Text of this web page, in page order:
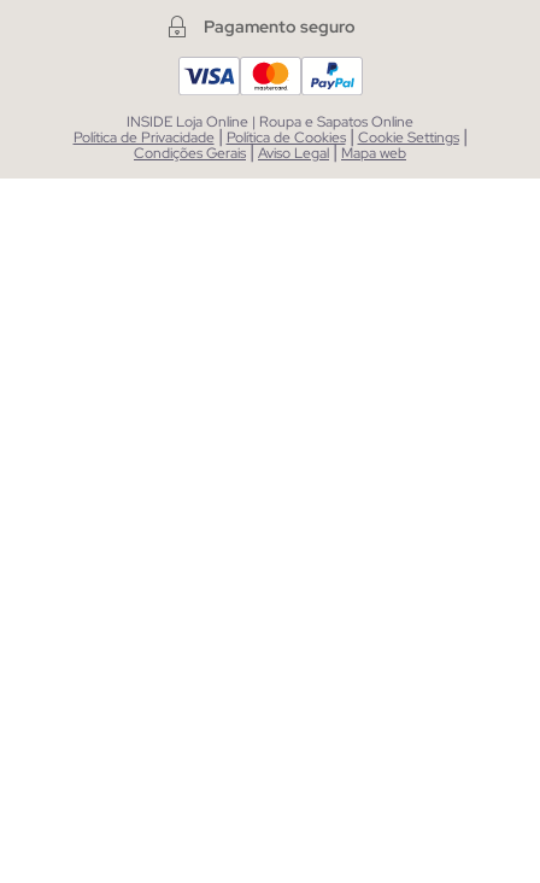
Pagamento seguro
INSIDE Loja Online | Roupa e Sapatos Online
Política de Privacidade | Política de Cookies | Cookie Settings |
Condições Gerais|Aviso Legal| Mapa web